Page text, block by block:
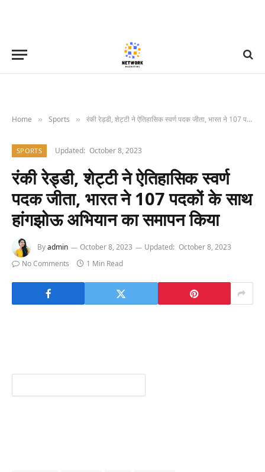
Home » Sports » रंकी रेड्डी, शेट्टी ने ऐतिहासिक स्वर्ण पदक जीता, भारत ने 107 पदकों के साथ हांगझोऊ अभियान का समापन किया
SPORTS Updated: October 8, 2023
रंकी रेड्डी, शेट्टी ने ऐतिहासिक स्वर्ण
पदक जीता, भारत ने 107 पदकों के साथ
हांगझोऊ अभियान का समापन किया
Byadmin October 8, 2023 Updated: October 8, 2023
No Comments
1 Min Read